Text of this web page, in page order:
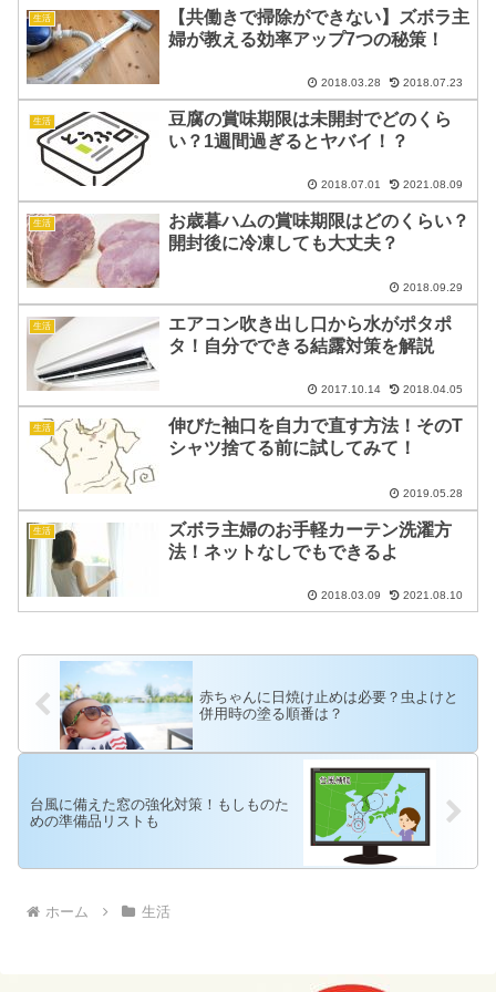
生活
【共働きで掃除ができない】ズボラ主
婦が教える効率アップ7つの秘策！
2018.03.28 2018.07.23
生活
豆腐の賞味期限は未開封でどのくら
い？1週間過ぎるとヤバイ！？
2018.07.01 2021.08.09
生活
お歳暮ハムの賞味期限はどのくらい？
開封後に冷凍しても大丈夫？
2018.09.29
生活
エアコン吹き出し口から水がポタポ
タ！自分でできる結露対策を解説
2017.10.14 2018.04.05
生活
伸びた袖口を自力で直す方法！そのT
シャツ捨てる前に試してみて！
2019.05.28
生活
ズボラ主婦のお手軽カーテン洗濯方
法！ネットなしでもできるよ
2018.03.09 2021.08.10
赤ちゃんに日焼け止めは必要？虫よけと
併用時の塗る順番は？
台風に備えた窓の強化対策！もしものた
めの準備品リストも
ホーム 生活